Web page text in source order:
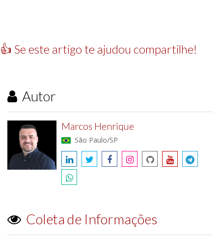
👍 Se este artigo te ajudou compartilhe!
Autor
Marcos Henrique
São Paulo/SP
Coleta de Informações